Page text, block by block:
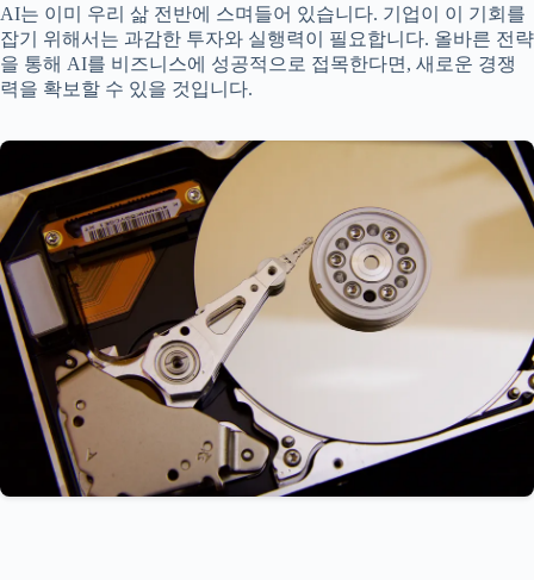
AI는 이미 우리 삶 전반에 스며들어 있습니다. 기업이 이 기회를
잡기 위해서는 과감한 투자와 실행력이 필요합니다. 올바른 전략
을 통해 AI를 비즈니스에 성공적으로 접목한다면, 새로운 경쟁
력을 확보할 수 있을 것입니다.